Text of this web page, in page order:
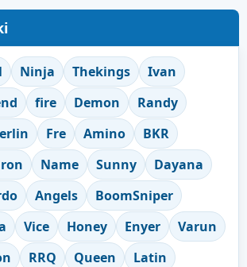
Ninja Thekings
Ivan
fire Demon
Randy
Fre Amino
BKR
Name Sunny
Dayana
Angels
BoomSniper
Vice Honey Enyer
Varun
RRQ Queen
Latin